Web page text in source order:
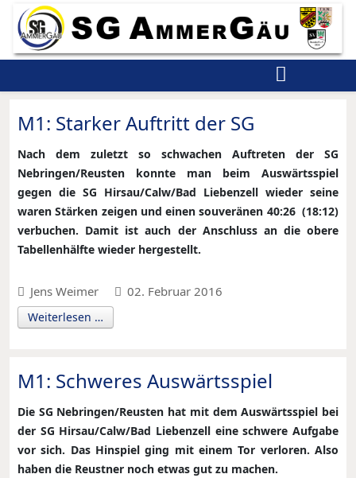
M1: Starker Auftritt der SG
Nach dem zuletzt so schwachen Auftreten der SG
Nebringen/Reusten konnte man beim Auswärtsspiel
gegen die SG Hirsau/Calw/Bad Liebenzell wieder seine
waren Stärken zeigen und einen souveränen 40:26 (18:12)
verbuchen. Damit ist auch der Anschluss an die obere
Tabellenhälfte wieder hergestellt.
Jens Weimer 02. Februar 2016
Weiterlesen …
M1: Schweres Auswärtsspiel
Die SG Nebringen/Reusten hat mit dem Auswärtsspiel bei
der SG Hirsau/Calw/Bad Liebenzell eine schwere Aufgabe
vor sich. Das Hinspiel ging mit einem Tor verloren. Also
haben die Reustner noch etwas gut zu machen.